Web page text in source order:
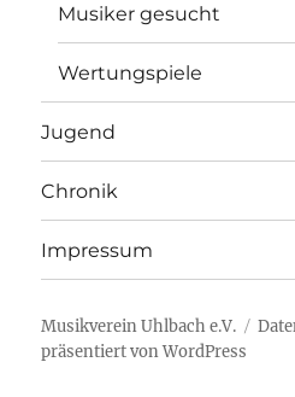
Musiker gesucht
Wertungspiele
Jugend
Chronik
Impressum
Musikverein Uhlbach e.V.
präsentiert von WordPress